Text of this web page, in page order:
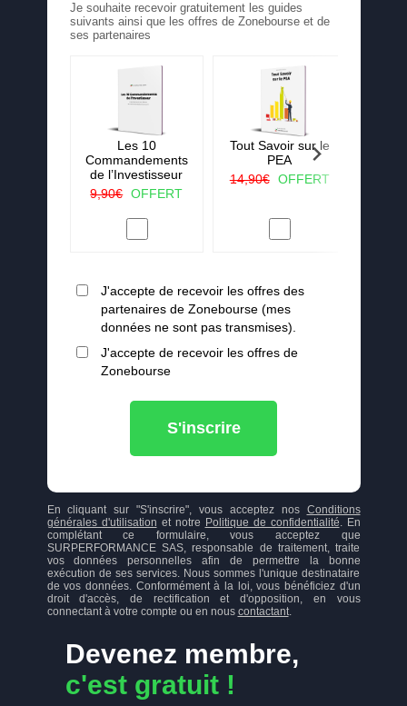
Devenez membre,
c'est gratuit !
Je souhaite recevoir gratuitement les guides
suivants ainsi que les offres de Zonebourse et de
ses partenaires
Les 10
Commandements
de l’Investisseur
9,90€ OFFERT
Tout Savoir sur le
PEA
14,90€ OFFERT
J'accepte de recevoir les offres des
partenaires de Zonebourse (mes
données ne sont pas transmises).
J'accepte de recevoir les offres de
Zonebourse
S'inscrire
En cliquant sur "S'inscrire", vous acceptez nos Conditions
générales d'utilisation et notre Politique de confidentialité. En
complétant ce formulaire, vous acceptez que
SURPERFORMANCE SAS, responsable de traitement, traite
vos données personnelles afin de permettre la bonne
exécution de ses services. Nous sommes l'unique destinataire
de vos données. Conformément à la loi, vous bénéficiez d'un
droit d'accès, de rectification et d'opposition, en vous
connectant à votre compte ou en nous contactant.